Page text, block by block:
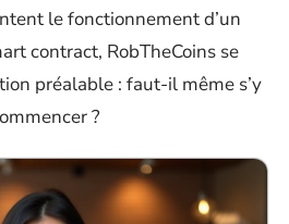
le fonctionnement d’un
contract, RobTheCoins se
préalable : faut-il même s’y
?